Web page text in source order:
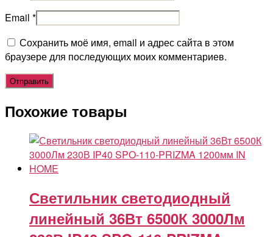
Email *
Сохранить моё имя, email и адрес сайта в этом
браузере для последующих моих комментариев.
Похожие товары
Светильник светодиодный
линейный 36Вт 6500К 3000Лм